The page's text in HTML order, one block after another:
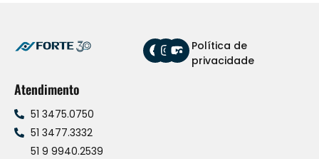
Política de
privacidade
Atendimento
51 3475.0750
51 3477.3332
51 9 9940.2539